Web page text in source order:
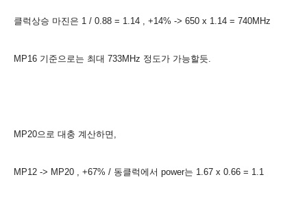
클럭상승 마진은 1 / 0.88 = 1.14 , +14% -> 650 x 1.14 = 740MHz
MP16 기준으로는 최대 733MHz 정도가 가능할듯.
MP20으로 대충 계산하면,
MP12 -> MP20 , +67% / 동클럭에서 power는 1.67 x 0.66 = 1.1